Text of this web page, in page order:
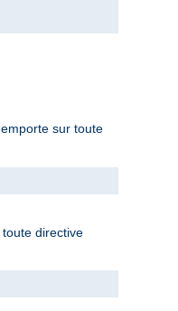
sur toute
directive